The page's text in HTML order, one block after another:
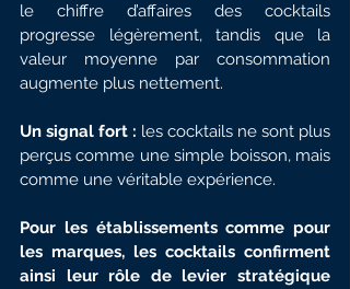
le chiffre d’affaires des cocktails
progresse légèrement, tandis que la
valeur moyenne par consommation
augmente plus nettement.
Un signal fort : les cocktails ne sont plus
perçus comme une simple boisson, mais
comme une véritable expérience.
Pour les établissements comme pour
les marques, les cocktails confirment
ainsi leur rôle de levier stratégique